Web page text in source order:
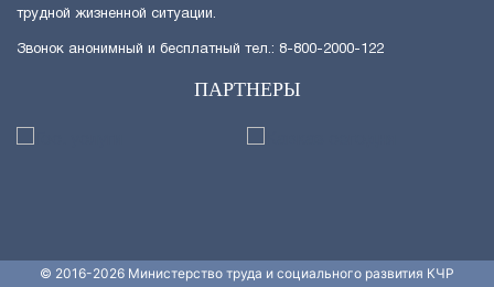
трудной жизненной ситуации.
Звонок анонимный и бесплатный тел.: 8-800-2000-122
ПАРТНЕРЫ
© 2016-2026 Министерство труда и социального развития КЧР